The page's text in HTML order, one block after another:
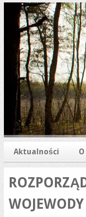
Aktualności